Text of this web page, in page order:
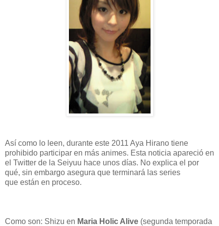
Así como lo leen, durante este 2011 Aya Hirano tiene
prohibido participar en más animes. Esta noticia apareció en
el Twitter de la Seiyuu hace unos días. No explica el por
qué, sin embargo asegura que terminará las series
que están en proceso.
Como son: Shizu en Maria Holic Alive (segunda temporada